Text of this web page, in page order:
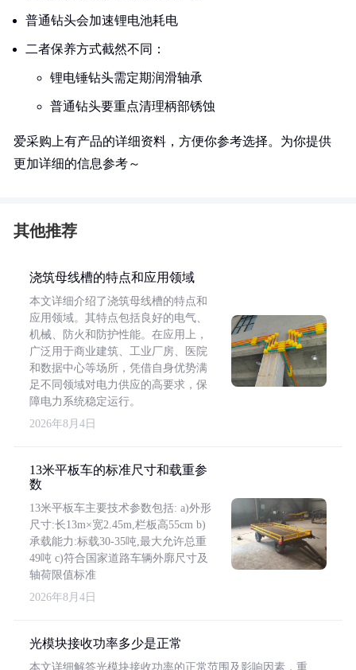
普通钻头会加速锂电池耗电
二者保养方式截然不同：
锂电锤钻头需定期润滑轴承
普通钻头要重点清理柄部锈蚀
爱采购上有产品的详细资料，方便你参考选择。为你提供
更加详细的信息参考～
其他推荐
浇筑母线槽的特点和应用领域
本文详细介绍了浇筑母线槽的特点和
应用领域。其特点包括良好的电气、
机械、防火和防护性能。在应用上，
广泛用于商业建筑、工业厂房、医院
和数据中心等场所，凭借自身优势满
足不同领域对电力供应的高要求，保
障电力系统稳定运行。
2026年8月4日
13米平板车的标准尺寸和载重参
数
13米平板车主要技术参数包括: a)外形
尺寸:长13m×宽2.45m,栏板高55cm b)
承载能力:标载30-35吨,最大允许总重
49吨 c)符合国家道路车辆外廓尺寸及
轴荷限值标准
2026年8月4日
光模块接收功率多少是正常
本文详细解答光模块接收功率的正常范围及影响因素，重